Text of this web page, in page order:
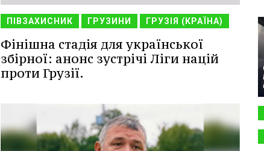
ПІВЗАХИСНИК ГРУЗИНИ ГРУЗІЯ (КРАЇНА)
Фінішна стадія для української
збірної: анонс зустрічі Ліги націй
проти Грузії.